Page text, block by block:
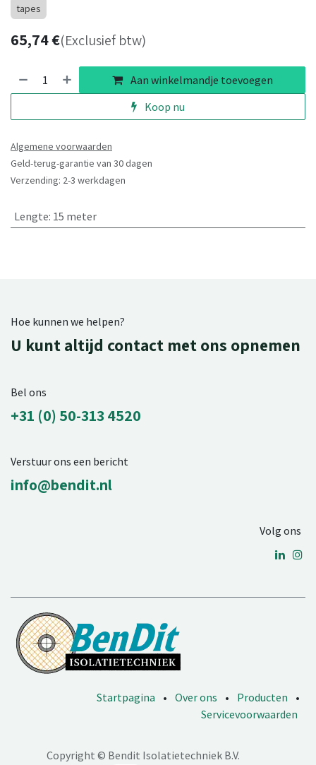
tapes
65,74€(Exclusief btw)
Aan winkelmandje toevoegen
Koop nu
Algemene voorwaarden
Geld-terug-garantie van 30 dagen
Verzending: 2-3 werkdagen
Lengte: 15 meter
Hoe kunnen we helpen?
U kunt altijd contact met ons opnemen
Bel ons
+31 (0) 50-313 4520
Verstuur ons een bericht
info@bendit.nl
Volg ons
Startpagina • Over ons • Producten
•
Servicevoorwaarden
Copyright © Bendit Isolatietechniek B.V.